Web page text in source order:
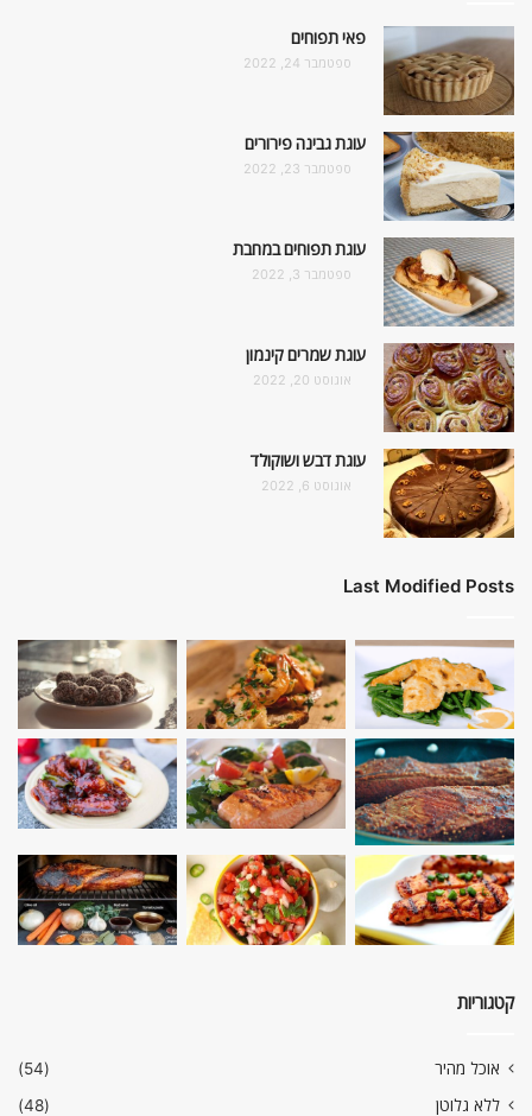
פאי תפוחים
ספטמבר 24, 2022
עוגת גבינה פירורים
ספטמבר 23, 2022
עוגת תפוחים במחבת
ספטמבר 3, 2022
עוגת שמרים קינמון
אוגוסט 20, 2022
עוגת דבש ושוקולד
אוגוסט 6, 2022
Last Modified Posts
קטגוריות
אוכל מהיר
(54)
ללא גלוטן
(48)